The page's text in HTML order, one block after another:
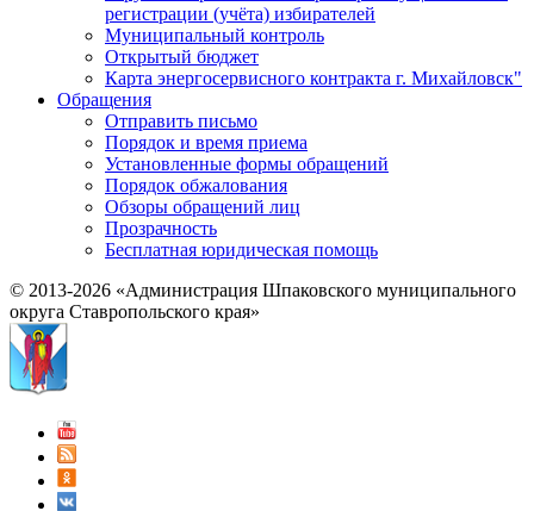
регистрации (учёта) избирателей
Муниципальный контроль
Открытый бюджет
Карта энергосервисного контракта г. Михайловск"
Обращения
Отправить письмо
Порядок и время приема
Установленные формы обращений
Порядок обжалования
Обзоры обращений лиц
Прозрачность
Бесплатная юридическая помощь
© 2013-2026 «Администрация Шпаковского муниципального
округа Ставропольского края»